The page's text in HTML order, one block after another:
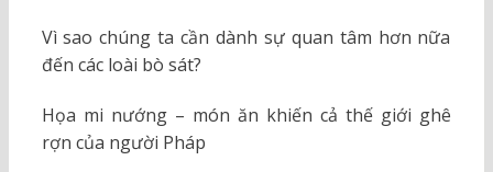
Vì sao chúng ta cần dành sự quan tâm hơn nữa
đến các loài bò sát?
Họa mi nướng – món ăn khiến cả thế giới ghê
rợn của người Pháp